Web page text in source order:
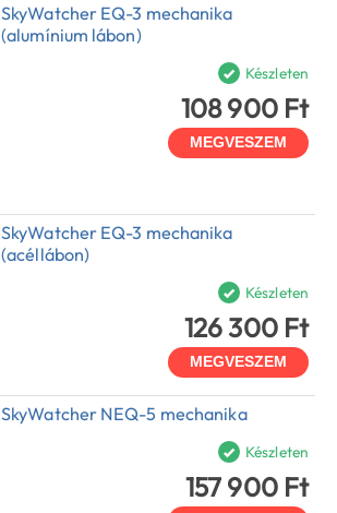
SkyWatcher EQ-3 mechanika
(alumínium lábon)
Készleten
108 900 Ft
MEGVESZEM
SkyWatcher EQ-3 mechanika
(acéllábon)
Készleten
126 300 Ft
MEGVESZEM
SkyWatcher NEQ-5 mechanika
Készleten
157 900 Ft